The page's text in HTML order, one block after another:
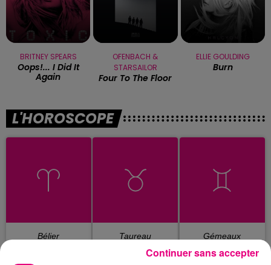
BRITNEY SPEARS
Oops!... I Did It
Again
OFENBACH &
STARSAILOR
Four To The Floor
ELLIE GOULDING
Burn
L'HOROSCOPE
Bélier Taureau Gémeaux
Continuer sans accepter